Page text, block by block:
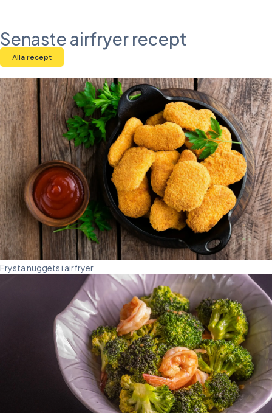
Senaste airfryer recept
Alla recept
Frysta nuggets i airfryer